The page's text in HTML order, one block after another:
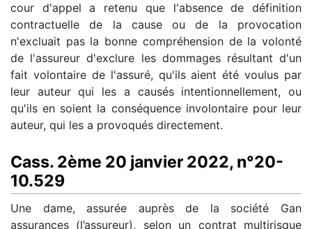
cour d'appel a retenu que l'absence de définition
contractuelle de la cause ou de la provocation
n'excluait pas la bonne compréhension de la volonté
de l'assureur d'exclure les dommages résultant d'un
fait volontaire de l'assuré, qu'ils aient été voulus par
leur auteur qui les a causés intentionnellement, ou
qu'ils en soient la conséquence involontaire pour leur
auteur, qui les a provoqués directement.
Cass. 2ème 20 janvier 2022, n°20-
10.529
Une dame, assurée auprès de la société Gan
assurances (l’assureur), selon un contrat multirisque